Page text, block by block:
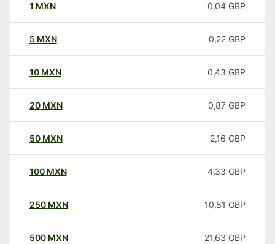
1 MXN 0,04 GBP
5 MXN 0,22 GBP
10 MXN 0,43 GBP
20 MXN 0,87 GBP
50 MXN 2,16 GBP
100 MXN 4,33 GBP
250 MXN 10,81 GBP
500 MXN 21,63 GBP